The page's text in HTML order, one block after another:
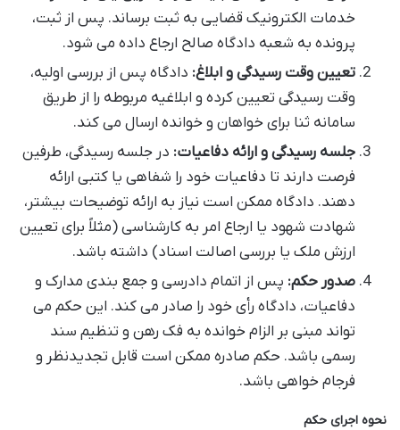
خدمات الکترونیک قضایی به ثبت برساند. پس از ثبت،
پرونده به شعبه دادگاه صالح ارجاع داده می شود.
تعیین وقت رسیدگی و ابلاغ: دادگاه پس از بررسی اولیه،
وقت رسیدگی تعیین کرده و ابلاغیه مربوطه را از طریق
سامانه ثنا برای خواهان و خوانده ارسال می کند.
جلسه رسیدگی و ارائه دفاعیات: در جلسه رسیدگی، طرفین
فرصت دارند تا دفاعیات خود را شفاهی یا کتبی ارائه
دهند. دادگاه ممکن است نیاز به ارائه توضیحات بیشتر،
شهادت شهود یا ارجاع امر به کارشناسی (مثلاً برای تعیین
ارزش ملک یا بررسی اصالت اسناد) داشته باشد.
صدور حکم: پس از اتمام دادرسی و جمع بندی مدارک و
دفاعیات، دادگاه رأی خود را صادر می کند. این حکم می
تواند مبنی بر الزام خوانده به فک رهن و تنظیم سند
رسمی باشد. حکم صادره ممکن است قابل تجدیدنظر و
فرجام خواهی باشد.
نحوه اجرای حکم